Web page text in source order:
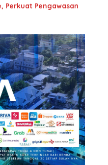
Perkuat Pengawasan